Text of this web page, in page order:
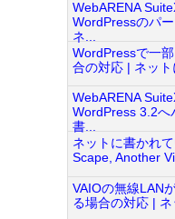
WebARENA
WordPressのパ
ネ...
WordPressで一
合の対応 | ネット
WebARENA
WordPress 3.2へ
書...
ネットに書かれ
Scape, Another
VAIOの無線LAN
る場合の対応 | ネ